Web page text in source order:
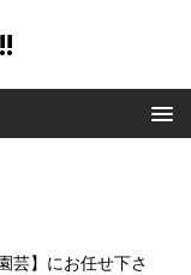
芸】にお任せ下さ